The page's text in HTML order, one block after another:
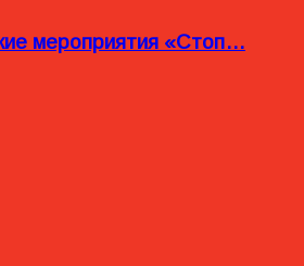
мероприятия «Стоп…